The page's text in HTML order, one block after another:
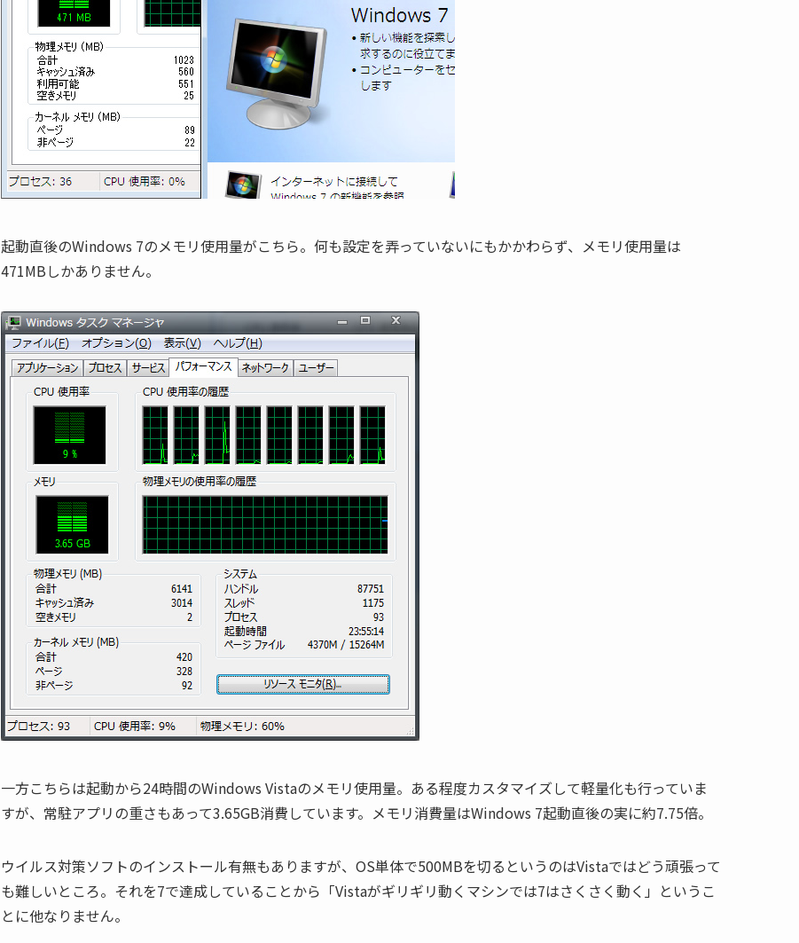
起動直後のWindows 7のメモリ使用量がこちら。何も設定を弄っていないにもかかわらず、メモリ使用量は
471MBしかありません。
一方こちらは起動から24時間のWindows Vistaのメモリ使用量。ある程度カスタマイズして軽量化も行っていま
すが、常駐アプリの重さもあって3.65GB消費しています。メモリ消費量はWindows 7起動直後の実に約7.75倍。
ウイルス対策ソフトのインストール有無もありますが、OS単体で500MBを切るというのはVistaではどう頑張って
も難しいところ。それを7で達成していることから「Vistaがギリギリ動くマシンでは7はさくさく動く」というこ
とに他なりません。